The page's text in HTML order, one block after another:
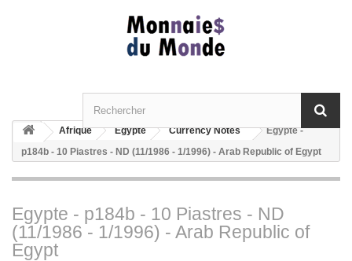
Afrique Egypte Currency Notes
Egypte -
p184b - 10 Piastres - ND (11/1986 - 1/1996) - Arab Republic of Egypt
Egypte - p184b - 10 Piastres - ND
(11/1986 - 1/1996) - Arab Republic of
Egypt